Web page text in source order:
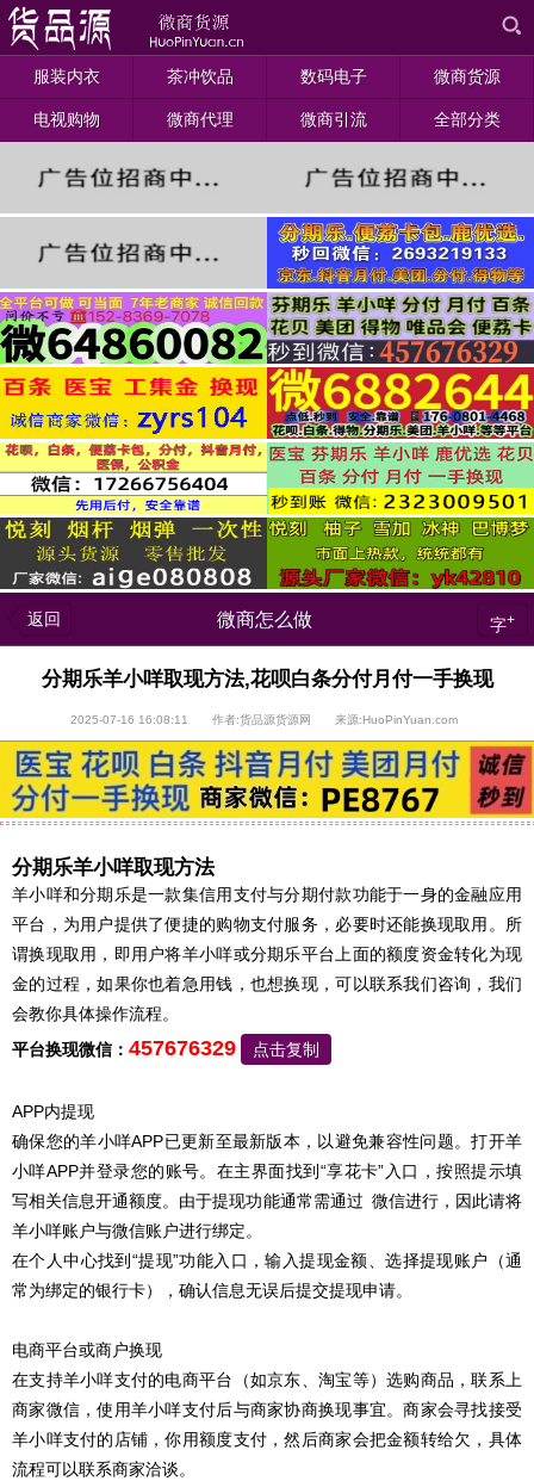
服装内衣 茶冲饮品 数码电子 微商货源
电视购物 微商代理 微商引流 全部分类
返回 微商怎么做 字+
分期乐羊小咩取现方法,花呗白条分付月付一手换现
2025-07-16 16:08:11 作者:货品源货源网 来源:HuoPinYuan.com
分期乐羊小咩取现方法
羊小咩和分期乐是一款集信用支付与分期付款功能于一身的金融应用
平台，为用户提供了便捷的购物支付服务，必要时还能换现取用。所
谓换现取用，即用户将羊小咩或分期乐平台上面的额度资金转化为现
金的过程，如果你也着急用钱，也想换现，可以联系我们咨询，我们
会教你具体操作流程。
平台换现微信： 457676329 点击复制
APP内提现
确保您的羊小咩APP已更新至最新版本，以避免兼容性问题。打开羊
小咩APP并登录您的账号。在主界面找到“享花卡”入口，按照提示填
写相关信息开通额度。由于提现功能通常需通过 微信进行，因此请将
羊小咩账户与微信账户进行绑定。
在个人中心找到“提现”功能入口，输入提现金额、选择提现账户（通
常为绑定的银行卡），确认信息无误后提交提现申请。
电商平台或商户换现
在支持羊小咩支付的电商平台（如京东、淘宝等）选购商品，联系上
商家微信，使用羊小咩支付后与商家协商换现事宜。商家会寻找接受
羊小咩支付的店铺，你用额度支付，然后商家会把金额转给欠，具体
流程可以联系商家洽谈。